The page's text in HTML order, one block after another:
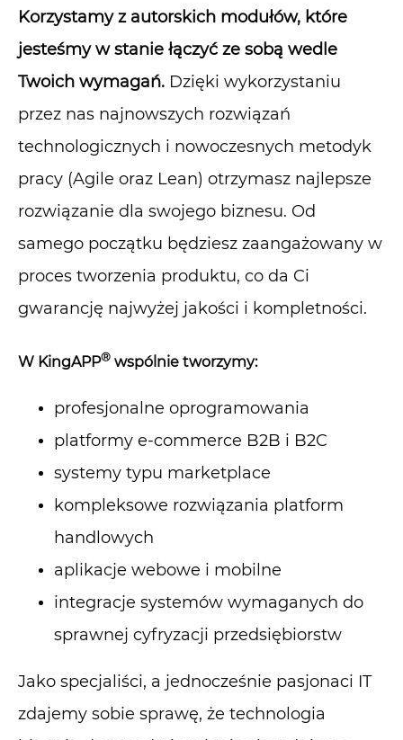
Korzystamy z autorskich modułów, które
jesteśmy w stanie łączyć ze sobą wedle
Twoich wymagań. Dzięki wykorzystaniu
przez nas najnowszych rozwiązań
technologicznych i nowoczesnych metodyk
pracy (Agile oraz Lean) otrzymasz najlepsze
rozwiązanie dla swojego biznesu. Od
samego początku będziesz zaangażowany w
proces tworzenia produktu, co da Ci
gwarancję najwyżej jakości i kompletności.
W KingAPP® wspólnie tworzymy:
profesjonalne oprogramowania
platformy e-commerce B2B i B2C
systemy typu marketplace
kompleksowe rozwiązania platform
handlowych
aplikacje webowe i mobilne
integracje systemów wymaganych do
sprawnej cyfryzacji przedsiębiorstw
Jako specjaliści, a jednocześnie pasjonaci IT
zdajemy sobie sprawę, że technologia